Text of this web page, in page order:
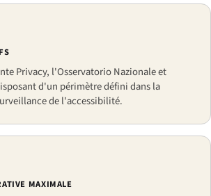
Privacy, l'Osservatorio Nazionale et
d'un périmètre défini dans la
de l'accessibilité.
MAXIMALE